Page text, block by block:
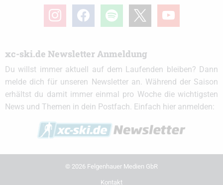
instagramfacebook spotify youtube
xc-ski.de Newsletter Anmeldung
Du willst immer aktuell auf dem Laufenden bleiben? Dann
melde dich für unseren Newsletter an. Während der Saison
erhältst du damit immer einmal pro Woche die wichtigsten
News und Themen in dein Postfach. Einfach hier anmelden:
© 2026 Felgenhauer Medien GbR
Kontakt